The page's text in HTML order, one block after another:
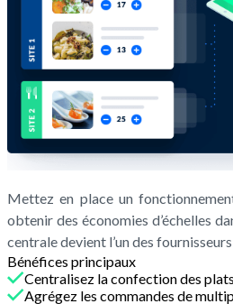
Mettez en place un
obtenir des économies d’échelles
centrale devient l’un des
Bénéfices principaux
Centralisez la confection des
Agrégez les commandes de